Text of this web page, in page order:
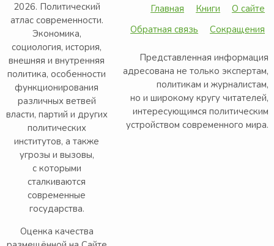
2026. Политический
атлас современности.
Экономика,
социология, история,
внешняя и внутренняя
политика, особенности
функционирования
различных ветвей
власти, партий и других
политических
институтов, а также
угрозы и вызовы,
с которыми
сталкиваются
современные
государства.
Оценка качества
Главная Книги
О сайте
Обратная связь
Сокращения
Представленная информация
адресована не только экспертам,
политикам и журналистам,
но и широкому кругу читателей,
интересующимся политическим
устройством современного мира.